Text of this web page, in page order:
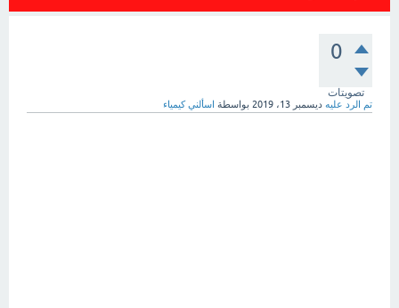
0
تصويتات
تم الرد عليه ديسمبر 13، 2019 بواسطة اسألني كيمياء